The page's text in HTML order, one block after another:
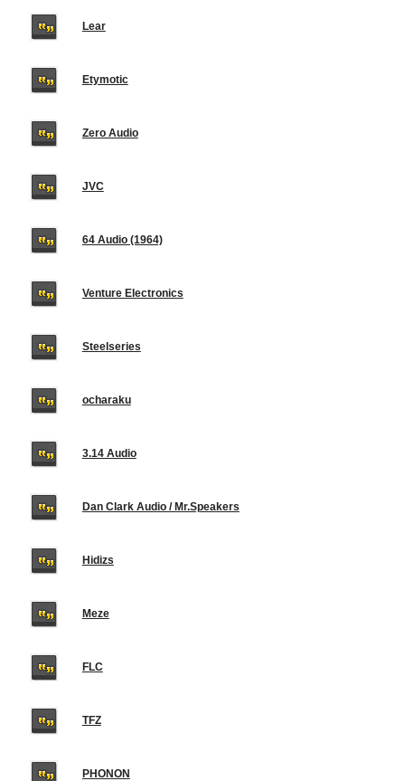
Lear
Etymotic
Zero Audio
JVC
64 Audio (1964)
Venture Electronics
Steelseries
ocharaku
3.14 Audio
Dan Clark Audio / Mr.Speakers
Hidizs
Meze
FLC
TFZ
PHONON